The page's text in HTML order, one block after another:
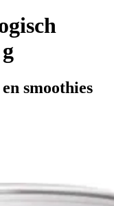
smoothies